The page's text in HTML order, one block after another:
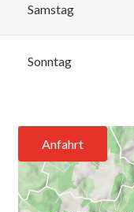
Samstag
Sonntag
Anfahrt